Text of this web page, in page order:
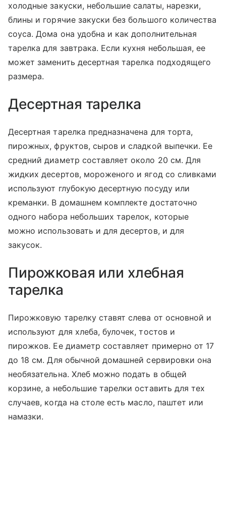
холодные закуски, небольшие салаты, нарезки,
блины и горячие закуски без большого количества
соуса. Дома она удобна и как дополнительная
тарелка для завтрака. Если кухня небольшая, ее
может заменить десертная тарелка подходящего
размера.
Десертная тарелка
Десертная тарелка предназначена для торта,
пирожных, фруктов, сыров и сладкой выпечки. Ее
средний диаметр составляет около 20 см. Для
жидких десертов, мороженого и ягод со сливками
используют глубокую десертную посуду или
креманки. В домашнем комплекте достаточно
одного набора небольших тарелок, которые
можно использовать и для десертов, и для
закусок.
Пирожковая или хлебная
тарелка
Пирожковую тарелку ставят слева от основной и
используют для хлеба, булочек, тостов и
пирожков. Ее диаметр составляет примерно от 17
до 18 см. Для обычной домашней сервировки она
необязательна. Хлеб можно подать в общей
корзине, а небольшие тарелки оставить для тех
случаев, когда на столе есть масло, паштет или
намазки.